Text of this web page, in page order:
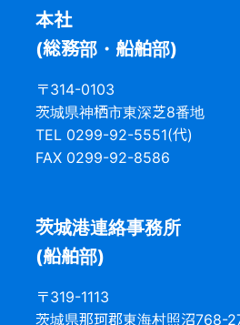
本社
(総務部・船舶部)
〒314-0103
茨城県神栖市東深芝8番地
TEL 0299-92-5551(代)
FAX 0299-92-8586
茨城港連絡事務所
(船舶部)
〒319-1113
茨城県那珂郡東海村照沼768-